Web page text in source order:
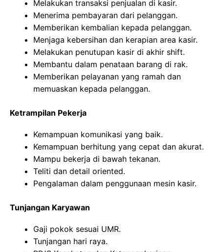
Melakukan transaksi penjualan di kasir.
Menerima pembayaran dari pelanggan.
Memberikan kembalian kepada pelanggan.
Menjaga kebersihan dan kerapian area kasir.
Melakukan penutupan kasir di akhir shift.
Membantu dalam penataan barang di rak.
Memberikan pelayanan yang ramah dan
memuaskan kepada pelanggan.
Ketrampilan Pekerja
Kemampuan komunikasi yang baik.
Kemampuan berhitung yang cepat dan akurat.
Mampu bekerja di bawah tekanan.
Teliti dan detail oriented.
Pengalaman dalam penggunaan mesin kasir.
Tunjangan Karyawan
Gaji pokok sesuai UMR.
Tunjangan hari raya.